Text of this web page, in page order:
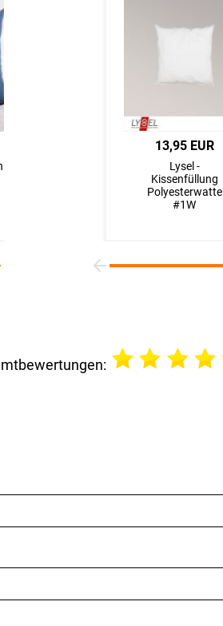
5,90 EUR
Lysel - Dekokissen
Sarria #1W in
azurblau
13,95 EUR
Lysel -
Kissenfüllung
Polyesterwatte
#1W